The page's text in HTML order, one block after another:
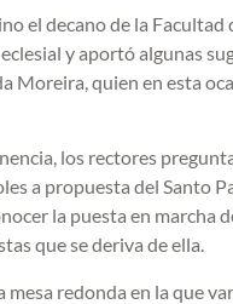
el decano de la
y aportó algunas
Moreira, quien en esta
los rectores
a propuesta del Santo
la puesta en marcha
que se deriva de ella.
redonda en la que